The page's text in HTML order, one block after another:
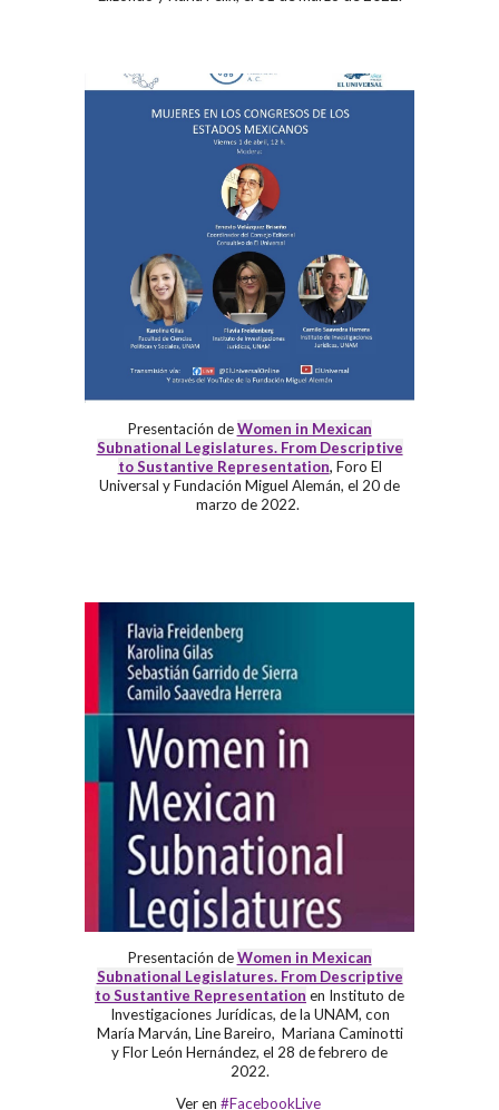
Presentación deWomen in Mexican
Subnational Legislatures. From Descriptive
to Sustantive Representation, Foro El
Universal y Fundación Miguel Alemán, el 20 de
marzo de 2022.
Presentación de Women in Mexican
Subnational Legislatures. From Descriptive
to Sustantive Representation en Instituto de
Investigaciones Jurídicas, de la UNAM, con
María Marván, Line Bareiro, Mariana Caminotti
y Flor León Hernández, el 28 de febrero de
2022.
Ver en #FacebookLive